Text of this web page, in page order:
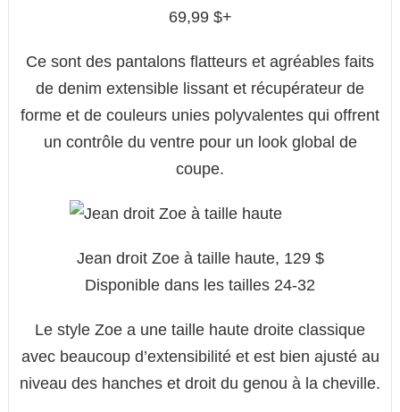
69,99 $+
Ce sont des pantalons flatteurs et agréables faits
de denim extensible lissant et récupérateur de
forme et de couleurs unies polyvalentes qui offrent
un contrôle du ventre pour un look global de
coupe.
Jean droit Zoe à taille haute, 129 $
Disponible dans les tailles 24-32
Le style Zoe a une taille haute droite classique
avec beaucoup d’extensibilité et est bien ajusté au
niveau des hanches et droit du genou à la cheville.